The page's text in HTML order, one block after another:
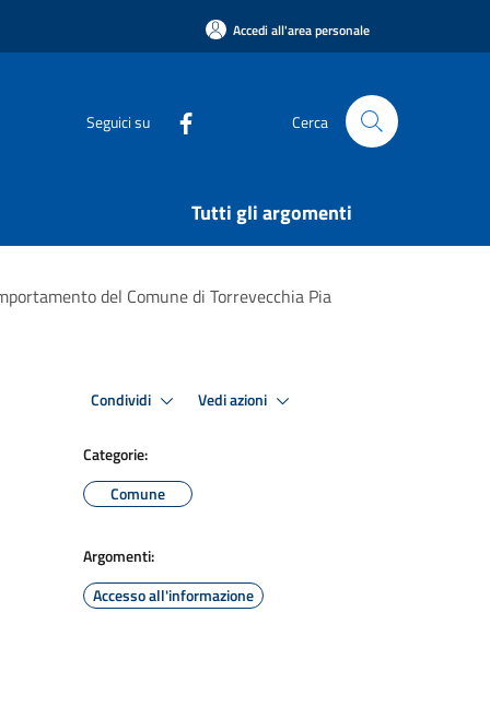
Accedi all'area personale
Seguici su Cerca
Tutti gli argomenti
del Comune di Torrevecchia Pia
Condividi Vedi azioni
Categorie:
Comune
Argomenti:
Accesso all'informazione